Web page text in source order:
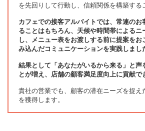
を先回りして行動し、信頼関係を構築する
カフェでの接客アルバイトでは、常連のお
ることはもちろん、天候や時間帯によるニ
し、メニュー表をお渡しする前に提案をお
み込んだコミュニケーションを実践しまし
結果として「あなたがいるから来る」と声
とが増え、店舗の顧客満足度向上に貢献で
貴社の営業でも、顧客の潜在ニーズを捉え
を獲得します。